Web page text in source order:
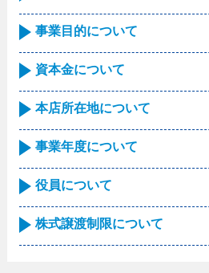
事業目的について
資本金について
本店所在地について
事業年度について
役員について
株式譲渡制限について